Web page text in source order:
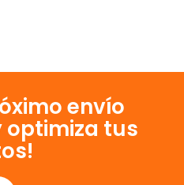
envío
optimiza tus